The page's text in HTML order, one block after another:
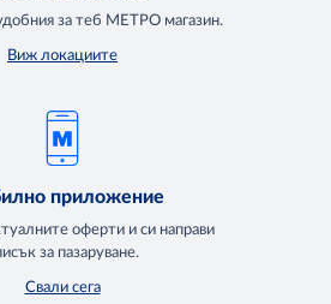
за теб МЕТРО магазин.
Виж локациите
приложение
оферти и си направи
за пазаруване.
Свали сега